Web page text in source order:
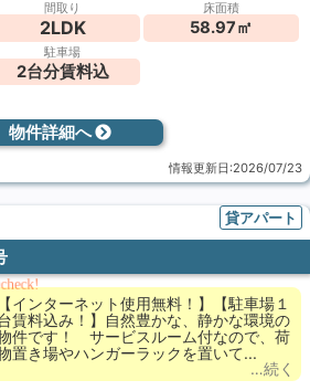
間取り
2LDK
床面積
58.97㎡
駐車場
2台分賃料込
物件詳細へ
情報更新日:2026/07/23
貸アパート
check!
【インターネット使用無料！】【駐車場１
賃料込み！】自然豊かな、静かな環境の
件です！ サービスルーム付なので、荷
置き場やハンガーラックを置いて...
…続く